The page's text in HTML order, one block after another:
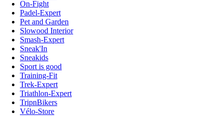
On-Fight
Padel-Expert
Pet and Garden
Slowood Interior
Smash-Expert
Sneak'In
Sneakids
Sport is good
Training-Fit
Trek-Expert
Triathlon-Expert
TripnBikers
Vélo-Store